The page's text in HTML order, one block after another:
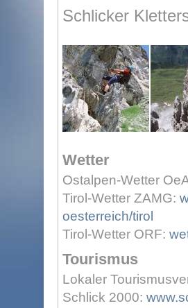
Schlicker
Wetter
Ostalpen-Wetter
Tirol-Wetter ZAMG:
oesterreich/tirol
Tirol-Wetter ORF:
Tourismus
Lokaler
Schlick 2000: